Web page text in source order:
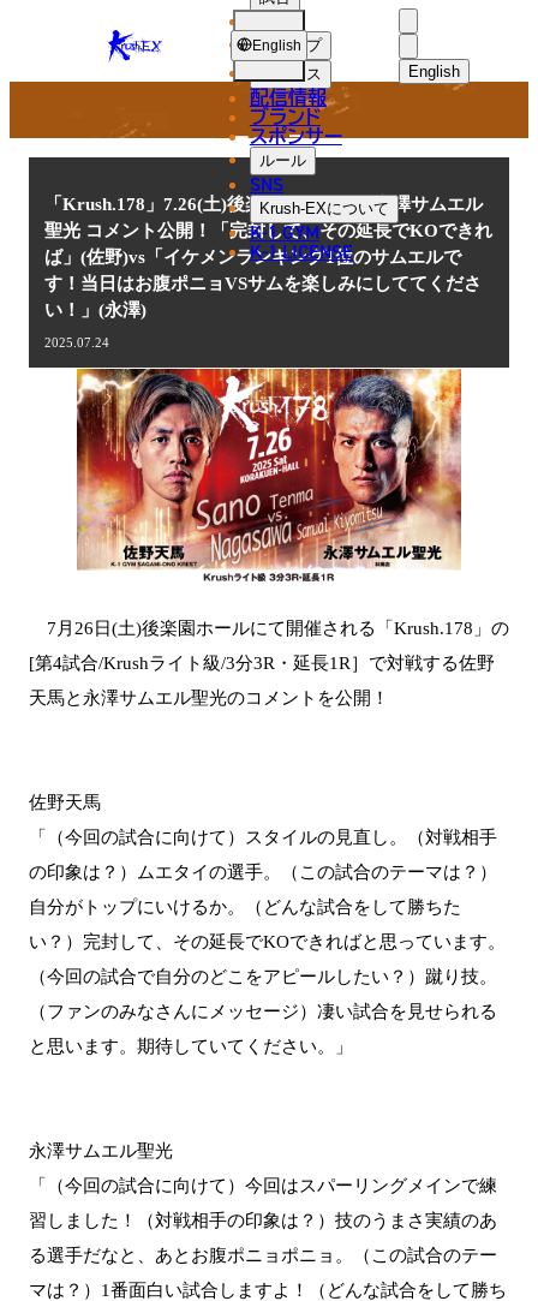
KRUSH-
EX
English
한국어
中文（简体
中文（繁體
ショップ
ニュース
配信情報
ブランド
スポンサー
ルール
SNS
Krush-EXについて
K-1 GYM
K-1 LICENSE
English
NEWS
ニュース
「Krush.178」7.26(土)後楽園 佐野天馬vs永澤サムエル
聖光 コメント公開！「完封して、その延長でKOできれ
ば」(佐野)vs「イケメンランキング1位のサムエルで
す！当日はお腹ポニョVSサムを楽しみにしててくださ
い！」(永澤)
2025.07.24
7月26日(土)後楽園ホールにて開催される「Krush.178」の
[第4試合/Krushライト級/3分3R・延長1R］で対戦する佐野
天馬と永澤サムエル聖光のコメントを公開！
佐野天馬
「（今回の試合に向けて）スタイルの見直し。（対戦相手
の印象は？）ムエタイの選手。（この試合のテーマは？）
自分がトップにいけるか。（どんな試合をして勝ちた
い？）完封して、その延長でKOできればと思っています。
（今回の試合で自分のどこをアピールしたい？）蹴り技。
（ファンのみなさんにメッセージ）凄い試合を見せられる
と思います。期待していてください。」
永澤サムエル聖光
「（今回の試合に向けて）今回はスパーリングメインで練
習しました！（対戦相手の印象は？）技のうまさ実績のあ
る選手だなと、あとお腹ポニョポニョ。（この試合のテー
マは？）1番面白い試合しますよ！（どんな試合をして勝ち